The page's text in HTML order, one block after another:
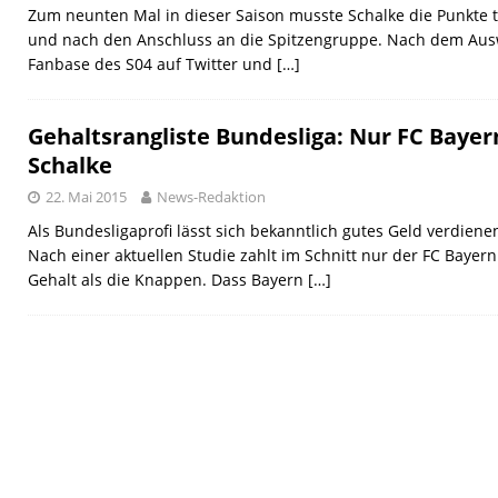
Zum neunten Mal in dieser Saison musste Schalke die
und nach den Anschluss an die Spitzengruppe. Nach dem
Fanbase des S04 auf Twitter und […]
Gehaltsrangliste Bundesliga: Nur FC
Schalke
22. Mai 2015 News-Redaktion
Als Bundesligaprofi lässt sich bekanntlich gutes Geld
Nach einer aktuellen Studie zahlt im Schnitt nur der FC
Gehalt als die Knappen. Dass Bayern […]